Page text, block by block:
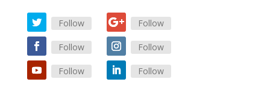
Follow Follow
Follow Follow
Follow Follow